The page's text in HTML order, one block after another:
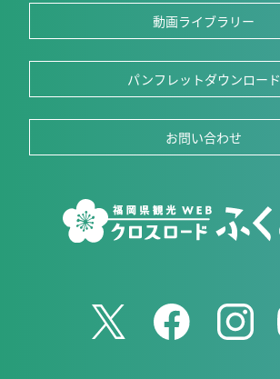
動画ライブラリー
パンフレットダウンロード
お問い合わせ